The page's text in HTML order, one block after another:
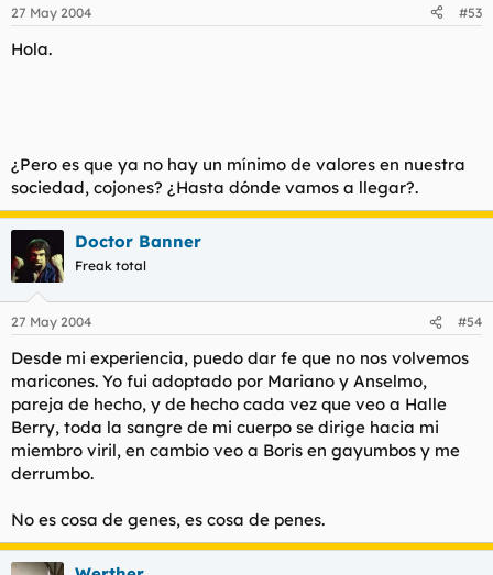
27 May 2004 #53
Hola.
¿Pero es que ya no hay un mínimo de valores en nuestra
sociedad, cojones? ¿Hasta dónde vamos a llegar?.
Doctor Banner
Freak total
27 May 2004 #54
Desde mi experiencia, puedo dar fe que no nos volvemos
maricones. Yo fui adoptado por Mariano y Anselmo,
pareja de hecho, y de hecho cada vez que veo a Halle
Berry, toda la sangre de mi cuerpo se dirige hacia mi
miembro viril, en cambio veo a Boris en gayumbos y me
derrumbo.
No es cosa de genes, es cosa de penes.